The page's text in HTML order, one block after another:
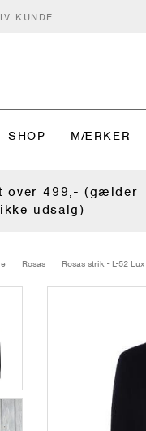
KUNDE
SHOP MÆRKER
over 499,- (gælder
ikke udsalg)
Rosas Rosas strik - L-52